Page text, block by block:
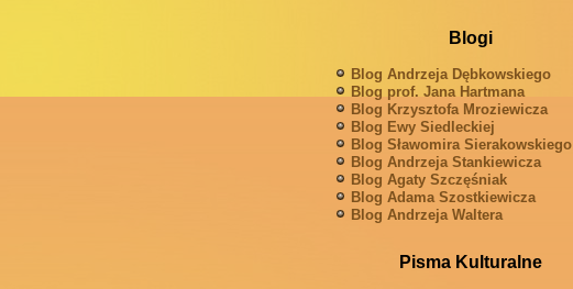
Blogi
Blog Andrzeja Dębkowskiego
Blog prof. Jana Hartmana
Blog Krzysztofa Mroziewicza
Blog Ewy Siedleckiej
Blog Sławomira Sierakowskiego
Blog Andrzeja Stankiewicza
Blog Agaty Szczęśniak
Blog Adama Szostkiewicza
Blog Andrzeja Waltera
Pisma Kulturalne